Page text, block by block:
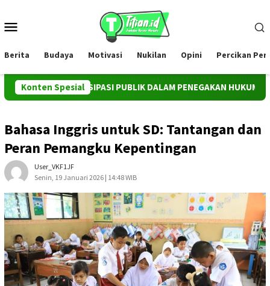
konten
Berita Budaya Motivasi Nukilan Opini Percikan
Konten SpesialPUBLIK DALAM PENEGAKAN HUKUM TERHADAP
Bahasa Inggris untuk SD: Tantangan dan
Peran Pemangku Kepentingan
User_VKF1JF
Senin, 19 Januari 2026 | 14:48 WIB